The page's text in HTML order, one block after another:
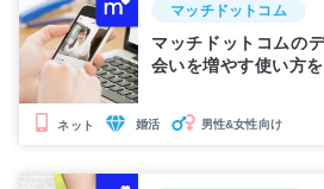
マッチドットコム
マッチドットコムの
会いを増やす使い方を
ネット 婚活 男性&女性向け